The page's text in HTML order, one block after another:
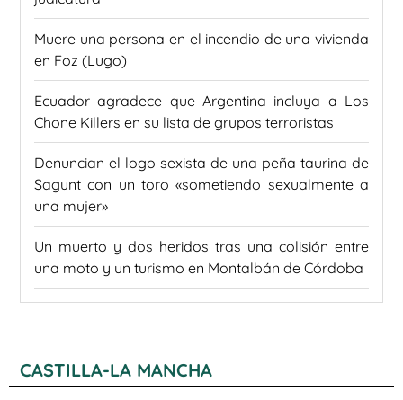
Muere una persona en el incendio de una vivienda
en Foz (Lugo)
Ecuador agradece que Argentina incluya a Los
Chone Killers en su lista de grupos terroristas
Denuncian el logo sexista de una peña taurina de
Sagunt con un toro «sometiendo sexualmente a
una mujer»
Un muerto y dos heridos tras una colisión entre
una moto y un turismo en Montalbán de Córdoba
CASTILLA-LA MANCHA